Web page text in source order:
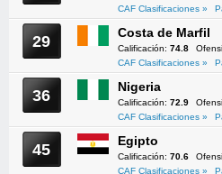
CAF Clasificaciones »
29 Costa de Marfil
Calificación: 74.8
CAF Clasificaciones »
36 Nigeria
Calificación: 72.9
CAF Clasificaciones »
45 Egipto
Calificación: 70.6
CAF Clasificaciones »